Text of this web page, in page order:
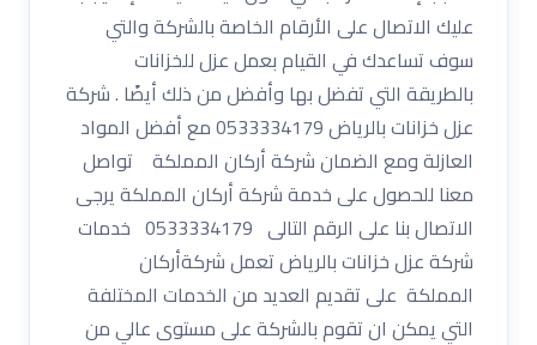
عليك الاتصال على الأرقام الخاصة بالشركة والتي
سوف تساعدك في القيام بعمل عزل للخزانات
بالطريقة التي تفضل بها وأفضل من ذلك أيضًا . شركة
عزل خزانات بالرياض 0533334179 مع أفضل المواد
العازلة ومع الضمان شركة أركان المملكة تواصل
معنا للحصول على خدمة شركة أركان المملكة يرجى
الاتصال بنا على الرقم التالى 0533334179 خدمات
شركة عزل خزانات بالرياض تعمل شركةأركان
المملكة على تقديم العديد من الخدمات المختلفة
التي يمكن ان تقوم بالشركة على مستوى عالي من